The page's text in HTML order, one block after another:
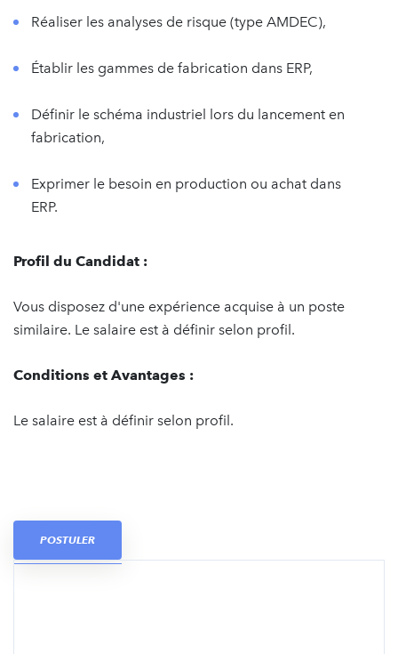
Réaliser les analyses de risque (type AMDEC),
Établir les gammes de fabrication dans ERP,
Définir le schéma industriel lors du lancement en
fabrication,
Exprimer le besoin en production ou achat dans
ERP.
Profil du Candidat :
Vous disposez d'une expérience acquise à un poste
similaire. Le salaire est à définir selon profil.
Conditions et Avantages :
Le salaire est à définir selon profil.
POSTULER